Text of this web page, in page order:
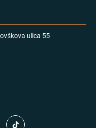
ulica 55